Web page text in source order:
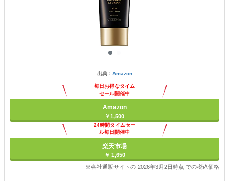
出典： Amazon
毎日お得なタイム
セール開催中
Amazon
￥1,500
24時間タイムセー
ル毎日開催中
楽天市場
￥ 1,650
※各社通販サイトの 2026年3月2日時点 での税込価格